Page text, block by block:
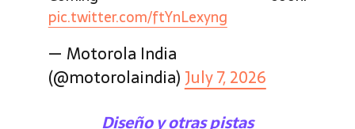
pic.twitter.com/ftYnLexyng
— Motorola India
(@motorolaindia) July 7, 2026
Diseño y otras pistas